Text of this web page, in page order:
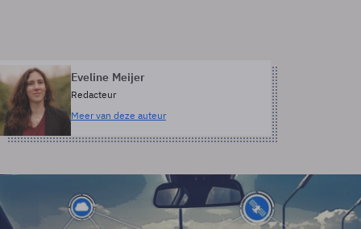
Eveline Meijer
Redacteur
Meer van deze auteur